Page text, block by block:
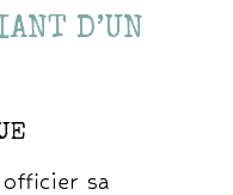
D’UN
sa